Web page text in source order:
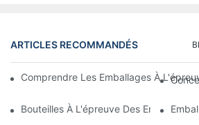
ARTICLES RECOMMANDÉS
Comprendre Les Emballages À
Bouteilles À L'épreuve Des Enfants :